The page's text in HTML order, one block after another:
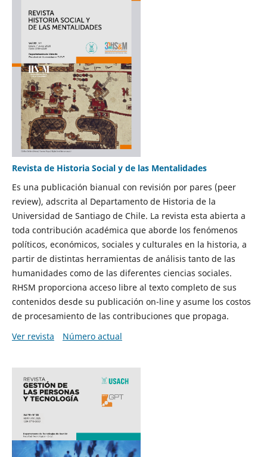
Revista de Historia Social y de las Mentalidades
Es una publicación bianual con revisión por pares (peer
review), adscrita al Departamento de Historia de la
Universidad de Santiago de Chile. La revista esta abierta a
toda contribución académica que aborde los fenómenos
políticos, económicos, sociales y culturales en la historia, a
partir de distintas herramientas de análisis tanto de las
humanidades como de las diferentes ciencias sociales.
RHSM proporciona acceso libre al texto completo de sus
contenidos desde su publicación on-line y asume los costos
de procesamiento de las contribuciones que propaga.
Ver revista
Número actual